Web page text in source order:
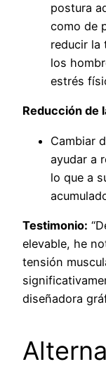
postura
como de
reducir la
los
estrés
Reducción de
Cambiar
ayudar a
lo que a
Testimonio:
elevable, he
tensión
diseñadora